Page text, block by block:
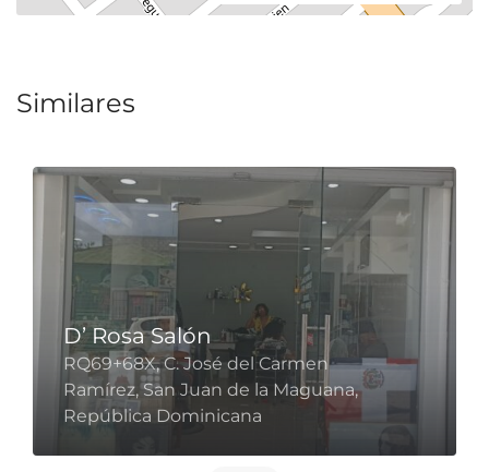
Similares
D’ Rosa Salón
RQ69+68X, C. José del Carmen
Ramírez, San Juan de la Maguana,
República Dominicana